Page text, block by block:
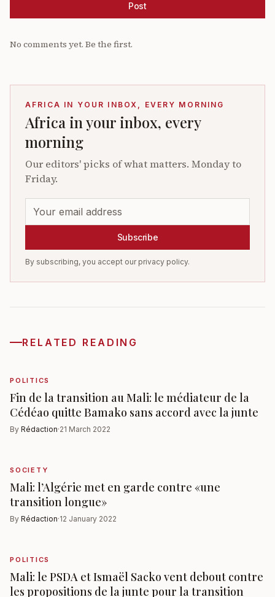
Post
No comments yet. Be the first.
AFRICA IN YOUR INBOX, EVERY MORNING
Africa in your inbox, every
morning
Our editors' picks of what matters. Monday to
Friday.
Subscribe
By subscribing, you accept our privacy policy.
RELATED READING
POLITICS
Fin de la transition au Mali: le médiateur de la
Cédéao quitte Bamako sans accord avec la junte
By Rédaction·21 March 2022
SOCIETY
Mali: l’Algérie met en garde contre «une
transition longue»
By Rédaction·12 January 2022
POLITICS
Mali: le PSDA et Ismaël Sacko vent debout contre
les propositions de la junte pour la transition